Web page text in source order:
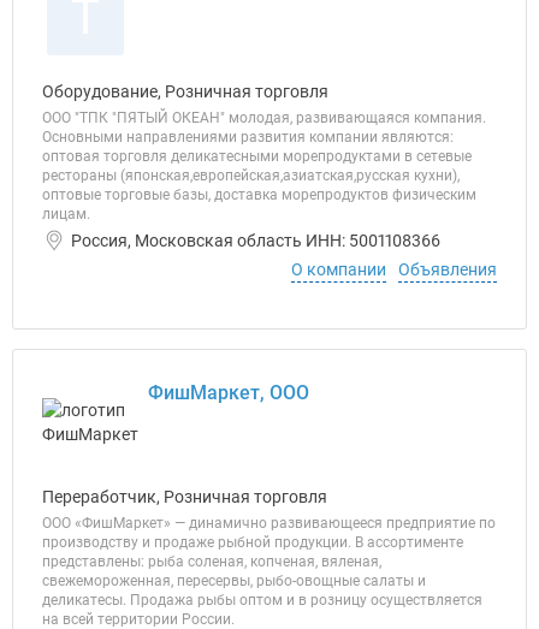
Оборудование, Розничная торговля
ООО "ТПК "ПЯТЫЙ ОКЕАН" молодая, развивающаяся компания.
Основными направлениями развития компании являются:
оптовая торговля деликатесными морепродуктами в сетевые
рестораны (японская,европейская,азиатская,русская кухни),
оптовые торговые базы, доставка морепродуктов физическим
лицам.
Россия, Московская область ИНН: 5001108366
О компании
Объявления
ФишМаркет, ООО
Переработчик, Розничная торговля
ООО «ФишМаркет» — динамично развивающееся предприятие по
производству и продаже рыбной продукции. В ассортименте
представлены: рыба соленая, копченая, вяленая,
свежемороженная, пересервы, рыбо-овощные салаты и
деликатесы. Продажа рыбы оптом и в розницу осуществляется
на всей территории России.